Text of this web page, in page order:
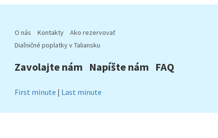
O nás Kontakty
Ako rezervovať
Diaľničné poplatky v Taliansku
Zavolajte nám Napíšte nám FAQ
First minute | Last minute